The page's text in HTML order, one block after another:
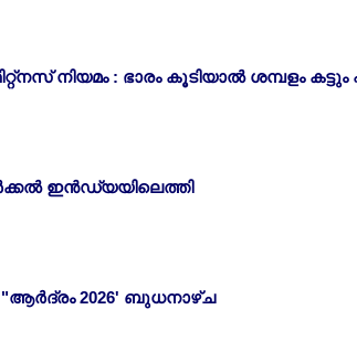
നിയമം : ഭാരം കൂടിയാല്‍ ശമ്പളം
ഇന്‍ഡ്യയിലെത്തി
2026' ബുധനാഴ്ച